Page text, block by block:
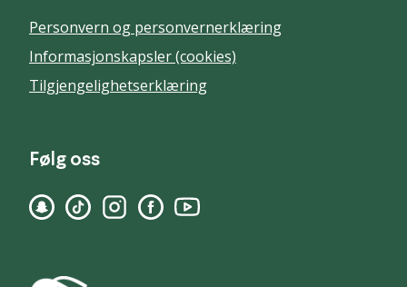
Personvern og personvernerklæring
Informasjonskapsler (cookies)
Tilgjengelighetserklæring
Følg oss